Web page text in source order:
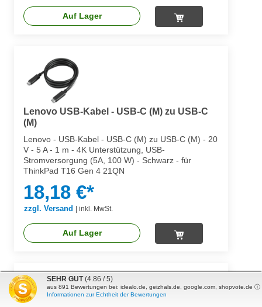
Auf Lager
Lenovo USB-Kabel - USB-C (M) zu USB-C
(M)
Lenovo - USB-Kabel - USB-C (M) zu USB-C (M) - 20
V - 5 A - 1 m - 4K Unterstützung, USB-
Stromversorgung (5A, 100 W) - Schwarz - für
ThinkPad T16 Gen 4 21QN
18,18 €*
zzgl. Versand inkl. MwSt.
Auf Lager
SEHR GUT (4.86 / 5)
aus 891 Bewertungen bei: idealo.de, geizhals.de, google.com, shopvote.de ⓘ
Informationen zur Echtheit der Bewertungen